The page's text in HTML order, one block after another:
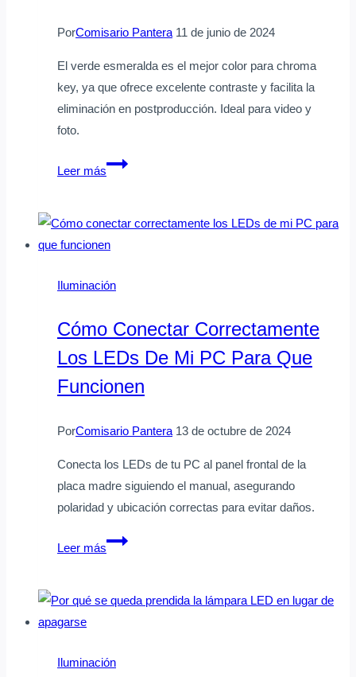
o
PorComisario Pantera 11 de junio de 2024
El verde esmeralda es el mejor color para chroma
key, ya que ofrece excelente contraste y facilita la
eliminación en postproducción. Ideal para video y
foto.
Leer más
Cuál
mejor
color
tela
usar
como
key
Iluminación
Cómo Conectar Correctamente
Los LEDs De Mi PC Para Que
Funcionen
PorComisario Pantera 13 de octubre de 2024
Conecta los LEDs de tu PC al panel frontal de la
placa madre siguiendo el manual, asegurando
polaridad y ubicación correctas para evitar daños.
Leer más
Cómo
los
mi
Iluminación